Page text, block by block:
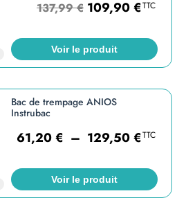
137,99€ 109,90€TTC
Voir le produit
Bac de trempage ANIOS
Instrubac
61,20€ – 129,50€TTC
Voir le produit